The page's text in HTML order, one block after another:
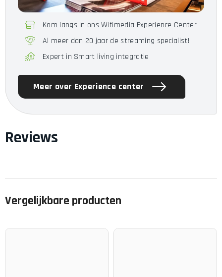
Roon Roon Ready
Sampling Rate & Bit Depth 192 kHz / 24-bit
Kom langs in ons Wifimedia Experience Center
Al meer dan 20 jaar de streaming specialist!
Expert in Smart living integratie
Meer over Experience center
Reviews
Vergelijkbare producten